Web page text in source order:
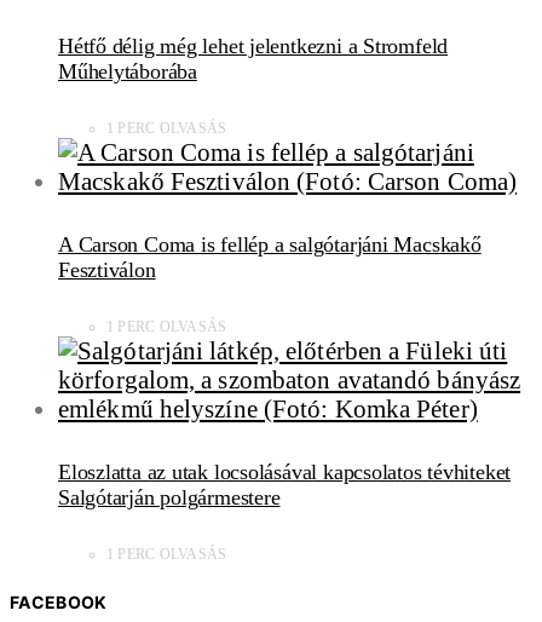
Hétfő délig még lehet jelentkezni a Stromfeld
Műhelytáborába
1 PERC OLVASÁS
A Carson Coma is fellép a salgótarjáni Macskakő
Fesztiválon
1 PERC OLVASÁS
Eloszlatta az utak locsolásával kapcsolatos tévhiteket
Salgótarján polgármestere
1 PERC OLVASÁS
FACEBOOK